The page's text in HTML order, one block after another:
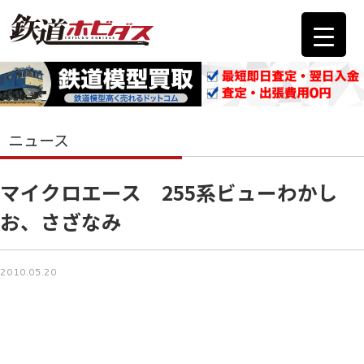
ニュース
マイクロエース 255系ビューわかし
お、さざなみ
2010.05.20